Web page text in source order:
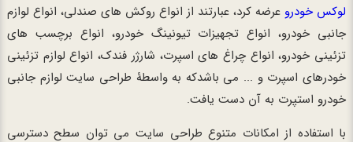
لوکس خودرو عرضه کرد، عبارتند از انواع روکش های صندلی، انواع لوازم
جانبی خودرو، انواع تجهیزات تیونینگ خودرو، انواع برچسب های
تزئینی خودرو، انواع چراغ های اسپرت، شارژر فندک، انواع لوازم تزئینی
خودرهای اسپرت و ... می باشدکه به واسطۀ طراحی سایت لوازم جانبی
خودرو استپرت به آن دست یافت.
با استفاده از امکانات متنوع طراحی سایت می توان سطح دسترسی